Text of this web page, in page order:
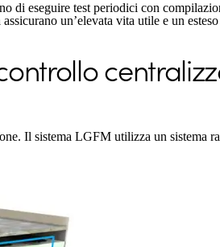
eseguire test periodici con
un’elevata vita utile e un
Il sistema LGFM utilizza un sistema